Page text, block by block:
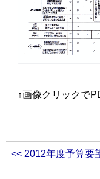
↑画像クリックで
<< 2012年度予算要